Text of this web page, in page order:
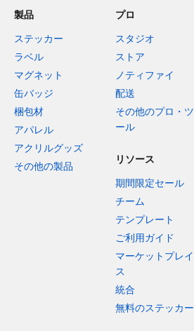
製品
ステッカー
ラベル
マグネット
缶バッジ
梱包材
アパレル
アクリルグッズ
その他の製品
プロ
スタジオ
ストア
ノティファイ
配送
その他のプロ・ツ
ール
リソース
期間限定セール
チーム
テンプレート
ご利用ガイド
マーケットプレイ
ス
統合
無料のステッカー